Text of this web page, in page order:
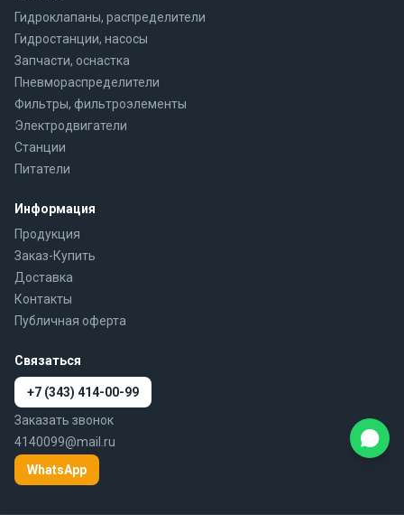
Гидроклапаны, распределители
Гидростанции, насосы
Запчасти, оснастка
Пневмораспределители
Фильтры, фильтроэлементы
Электродвигатели
Станции
Питатели
Информация
Продукция
Заказ-Купить
Доставка
Контакты
Публичная оферта
Связаться
+7 (343) 414-00-99
Заказать звонок
4140099@mail.ru
WhatsApp